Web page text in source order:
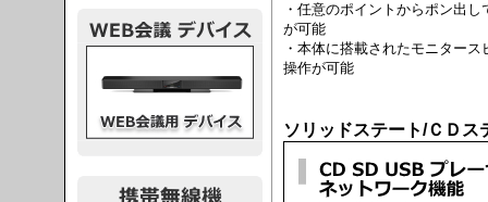
・任意のポイントからポン出
が可能
・本体に搭載されたモニター
操作が可能
ソリッドステート/ＣＤ